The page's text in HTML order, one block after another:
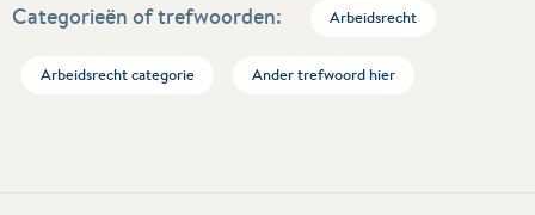
Categorieën of trefwoorden: Arbeidsrecht
Arbeidsrecht categorie Ander trefwoord hier